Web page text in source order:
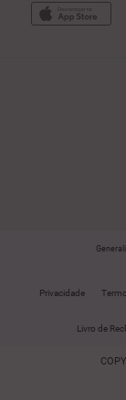
Privacidade
Livro de